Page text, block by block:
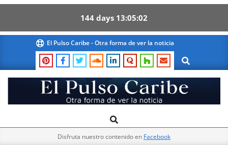
144 days 13 05 02
content
El Pulso Caribe - Otra forma de ver la noticia
Search
El
Pulso
Navigation
Search
Disfruta nuestro contenido en Facebook